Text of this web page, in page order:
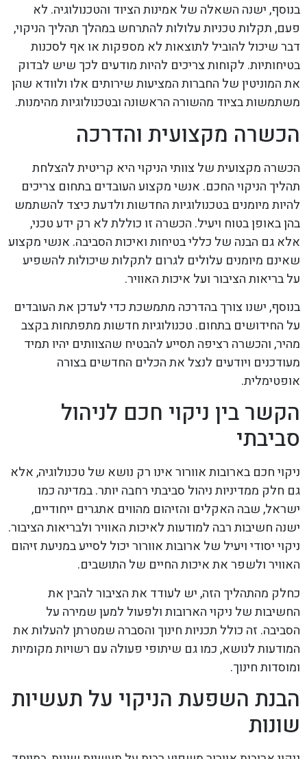
בנוסף, ישנה השאלה של אמינות הציוד והטכנולוגיה. לא
פעם, תקלות טכניות עלולות להתרחש במהלך תהליך הניקוי,
דבר שיכול להוביל לתוצאות לא מספקות או אף לסכנות
בטיחותיות. לקוחות צריכים להיות מודעים לכך שיש לבדוק
את המוניטין של החברות המציעות שירותים אלו ולוודא שהן
משתמשות בציוד מהשורה הראשונה ובטכנולוגיות מהימנות.
הכשרה מקצועית והדרכה
הכשרה מקצועית של צוותי הניקוי היא קריטית להצלחת
תהליך הניקוי החכם. אנשי מקצוע העובדים בתחום צריכים
להיות מיומנים בטכנולוגיות החדשות ולדעת כיצד להשתמש
בהן באופן בטוח ויעיל. הכשרה זו כוללת לא רק ידע טכני,
אלא גם הבנה של כללי בטיחות ואיכות הסביבה. אנשי מקצוע
שאינם מיומנים עלולים לגרום לתקלות שיכולות להשפיע
על בריאות הציבור ועל איכות האוויר.
בנוסף, ישנו צורך בהדרכה מתמשכת כדי לעדכן את העובדים
על החידושים בתחום. טכנולוגיות חדשות מתפתחות בקצב
מהיר, והכשרה רציפה תסייע להבטיח שהצוותים יהיו תמיד
מעודכנים ויודעים לנצל את הכלים החדשים בצורה
אופטימלית.
הקשר בין ניקוי חכם לניהול
סביבתי
ניקוי חכם בארובות אוורור אינו רק נושא של טכנולוגיה, אלא
גם חלק ממדיניות ניהול סביבתי רחבה יותר. במדינה כמו
ישראל, שבה האקלים והזיהום מהווים אתגרים ייחודיים,
ישנה חשיבות רבה למודעות לאיכות האוויר ולבריאות הציבור.
ניקוי יסודי ויעיל של ארובות אוורור יכול לסייע במניעת זיהום
האוויר ולשפר את איכות החיים של התושבים.
כחלק מהתהליך הזה, יש לעודד את הציבור להבין את
החשיבות של ניקוי הארובות ולפעול למען שמירה על
הסביבה. זה כולל תכניות חינוך והסברה שמטרתן להעלות את
המודעות לנושא, כמו גם שיתופי פעולה עם רשויות מקומיות
ומוסדות חינוך.
הבנת השפעת הניקוי על תעשיות
שונות